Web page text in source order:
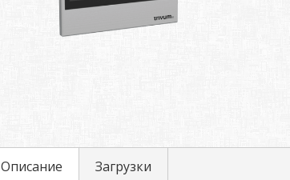
Описание Загрузки